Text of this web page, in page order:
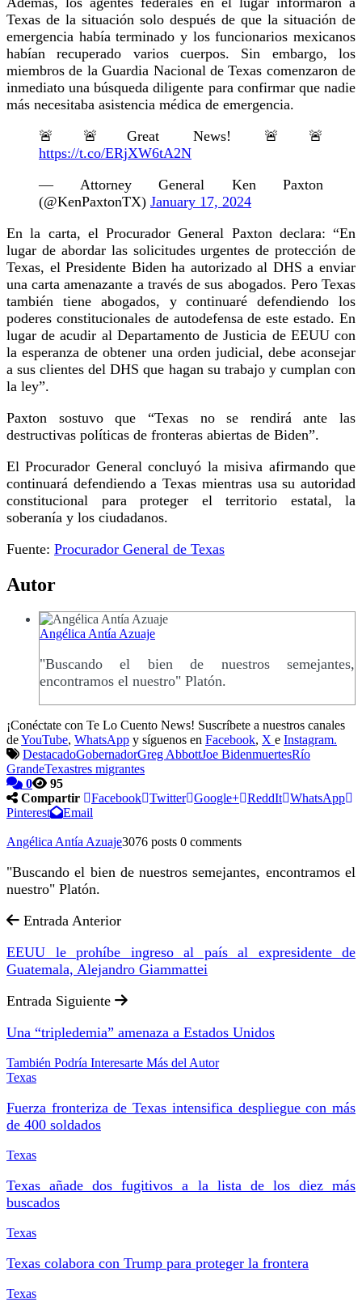
Texas de la situación solo después de que la situación de
emergencia había terminado y los funcionarios mexicanos
habían recuperado varios cuerpos. Sin embargo, los
miembros de la Guardia Nacional de Texas comenzaron de
inmediato una búsqueda diligente para confirmar que nadie
más necesitaba asistencia médica de emergencia.
🚨🚨Great News! 🚨🚨
https://t.co/ERjXW6tA2N
— Attorney General Ken Paxton
(@KenPaxtonTX) January 17, 2024
En la carta, el Procurador General Paxton declara: “En
lugar de abordar las solicitudes urgentes de protección de
Texas, el Presidente Biden ha autorizado al DHS a enviar
una carta amenazante a través de sus abogados. Pero Texas
también tiene abogados, y continuaré defendiendo los
poderes constitucionales de autodefensa de este estado. En
lugar de acudir al Departamento de Justicia de EEUU con
la esperanza de obtener una orden judicial, debe aconsejar
a sus clientes del DHS que hagan su trabajo y cumplan con
la ley”.
Paxton sostuvo que “Texas no se rendirá ante las
destructivas políticas de fronteras abiertas de Biden”.
El Procurador General concluyó la misiva afirmando que
continuará defendiendo a Texas mientras usa su autoridad
constitucional para proteger el territorio estatal, la
soberanía y los ciudadanos.
Fuente: Procurador General de Texas
Autor
Angélica Antía Azuaje
"Buscando el bien de nuestros semejantes,
encontramos el nuestro" Platón.
¡Conéctate con Te Lo Cuento News! Suscríbete a nuestros canales
deYouTube, WhatsApp y síguenos en Facebook, X e Instagram.
DestacadoGobernadorGreg AbbottJoe BidenmuertesRío
GrandeTexastres migrantes
0
95
Compartir
Facebook Twitter Google+ ReddIt WhatsApp
Pinterest
Email
Angélica Antía Azuaje3076 posts 0 comments
"Buscando el bien de nuestros semejantes, encontramos el
nuestro" Platón.
Entrada Anterior
EEUU le prohíbe ingreso al país al expresidente de
Guatemala, Alejandro Giammattei
Entrada Siguiente
Una “tripledemia” amenaza a Estados Unidos
También Podría Interesarte Más del Autor
Texas
Fuerza fronteriza de Texas intensifica despliegue con más
de 400 soldados
Texas
Texas añade dos fugitivos a la lista de los diez más
buscados
Texas
Texas colabora con Trump para proteger la frontera
Texas